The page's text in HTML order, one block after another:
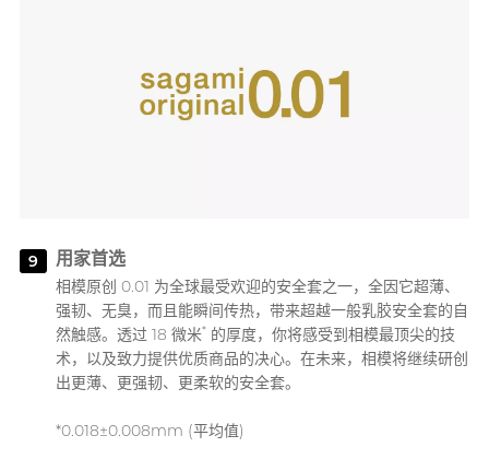
9 用家首选
相模原创 0.01 为全球最受欢迎的安全套之一，全因它超薄、
强韧、无臭，而且能瞬间传热，带来超越一般乳胶安全套的自
然触感。透过 18 微米* 的厚度，你将感受到相模最顶尖的技
术，以及致力提供优质商品的决心。在未来，相模将继续研创
出更薄、更强韧、更柔软的安全套。
*0.018±0.008mm (平均值)